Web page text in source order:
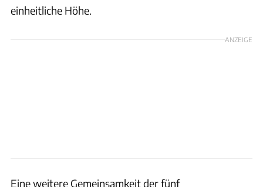
einheitliche Höhe.
ANZEIGE
Eine weitere Gemeinsamkeit der fünf